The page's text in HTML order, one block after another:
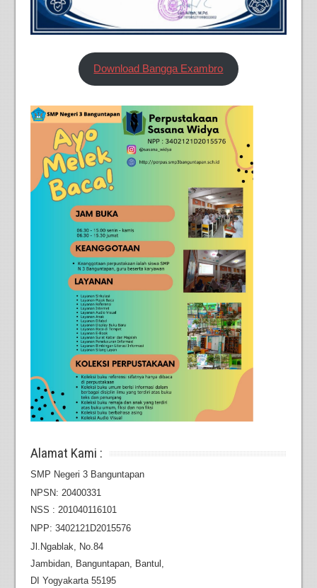
Download Bangga Exambro
Alamat Kami :
SMP Negeri 3 Banguntapan
NPSN: 20400331
NSS : 201040116101
NPP: 3402121D2015576
Jl.Ngablak, No.84
Jambidan,
Banguntapan, Bantul,
DI Yogyakarta 55195